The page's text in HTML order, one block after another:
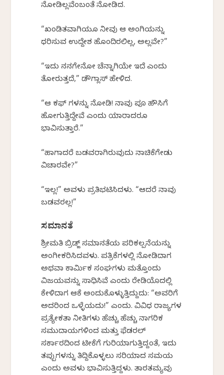
ನೋಡಿಲ್ಲವೆಂಬಂತೆ ನೋಡಿದ.
“ಖಂಡಿತವಾಗಿಯೂ ನೀವು ಆ ಅಂಗಿಯನ್ನು
ಧರಿಸುವ ಉದ್ದೇಶ ಹೊಂದಿರಲಿಲ್ಲ, ಅಲ್ಲವೇ?”
“ಇದು ನನಗೇನೋ ಚೆನ್ನಾಗಿಯೇ ಇದೆ ಎಂದು
ತೋರುತ್ತದೆ,” ಡೌಗ್ಲಾಸ್ ಹೇಳಿದ.
“ಆ ಕಫ್ ಗಳನ್ನು ನೋಡಿ! ನಾವು ಪೂರ್ ಹೌಸಿಗೆ
ಹೋಗುತ್ತಿದ್ದೇವೆ ಎಂದು ಯಾರಾದರೂ
ಭಾವಿಸುತ್ತಾರೆ.”
“ಹಾಗಾದರೆ ಬಡವರಾಗಿರುವುದು ನಾಚಿಕೆಗೇಡು
ವಿಚಾರವೇ?”
“ಇಲ್ಲ!” ಅವಳು ಪ್ರತಿಭಟಿಸಿದಳು. “ಆದರೆ ನಾವು
ಬಡವರಲ್ಲ!”
ಸಮಾನತೆ
ಶ್ರೀಮತಿ ಬ್ರಿಡ್ಜ್ ಸಮಾನತೆಯ ಪರಿಕಲ್ಪನೆಯನ್ನು
ಅಂಗೀಕರಿಸಿದವಳು. ಪತ್ರಿಕೆಗಳಲ್ಲಿ ನೋಡಿದಾಗ
ಅಥವಾ ಕಾರ್ಮಿಕ ಸಂಘಗಳು ಮತ್ತೊಂದು
ವಿಜಯವನ್ನು ಸಾಧಿಸಿವೆ ಎಂದು ರೇಡಿಯೊದಲ್ಲಿ
ಕೇಳಿದಾಗ ಆಕೆ ಅಂದುಕೊಳ್ಳುತ್ತಿದ್ದುದು: “ಅವರಿಗೆ
ಅದರಿಂದ ಒಳ್ಳೆಯದು!” ಎಂದು. ವಿವಿಧ ರಾಜ್ಯಗಳ
ಪ್ರತ್ಯೇಕತಾ ನೀತಿಗಳು ಹೆಚ್ಚು ಹೆಚ್ಚು ನಾಗರಿಕ
ಸಮುದಾಯಗಳಿಂದ ಮತ್ತು ಫೆಡರಲ್
ಸರ್ಕಾರದಿಂದ ಟೀಕೆಗೆ ಗುರಿಯಾಗುತ್ತಿದ್ದಂತೆ, ಇದು
ತಪ್ಪುಗಳನ್ನು ತಿದ್ದಿಕೊಳ್ಳಲು ಸರಿಯಾದ ಸಮಯ
ಎಂದು ಅವಳು ಭಾವಿಸುತ್ತಿದ್ದಳು. ತಾರತಮ್ಯವು